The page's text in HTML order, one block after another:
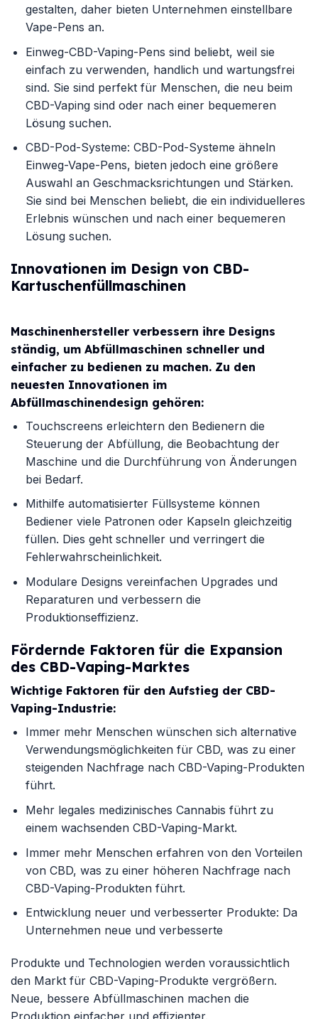
gestalten, daher bieten Unternehmen einstellbare
Vape-Pens an.
Einweg-CBD-Vaping-Pens sind beliebt, weil sie
einfach zu verwenden, handlich und wartungsfrei
sind. Sie sind perfekt für Menschen, die neu beim
CBD-Vaping sind oder nach einer bequemeren
Lösung suchen.
CBD-Pod-Systeme: CBD-Pod-Systeme ähneln
Einweg-Vape-Pens, bieten jedoch eine größere
Auswahl an Geschmacksrichtungen und Stärken.
Sie sind bei Menschen beliebt, die ein individuelleres
Erlebnis wünschen und nach einer bequemeren
Lösung suchen.
Innovationen im Design von CBD-
Kartuschenfüllmaschinen
Maschinenhersteller verbessern ihre Designs
ständig, um Abfüllmaschinen schneller und
einfacher zu bedienen zu machen. Zu den
neuesten Innovationen im
Abfüllmaschinendesign gehören:
Touchscreens erleichtern den Bedienern die
Steuerung der Abfüllung, die Beobachtung der
Maschine und die Durchführung von Änderungen
bei Bedarf.
Mithilfe automatisierter Füllsysteme können
Bediener viele Patronen oder Kapseln gleichzeitig
füllen. Dies geht schneller und verringert die
Fehlerwahrscheinlichkeit.
Modulare Designs vereinfachen Upgrades und
Reparaturen und verbessern die
Produktionseffizienz.
Fördernde Faktoren für die Expansion
des CBD-Vaping-Marktes
Wichtige Faktoren für den Aufstieg der CBD-
Vaping-Industrie:
Immer mehr Menschen wünschen sich alternative
Verwendungsmöglichkeiten für CBD, was zu einer
steigenden Nachfrage nach CBD-Vaping-Produkten
führt.
Mehr legales medizinisches Cannabis führt zu
einem wachsenden CBD-Vaping-Markt.
Immer mehr Menschen erfahren von den Vorteilen
von CBD, was zu einer höheren Nachfrage nach
CBD-Vaping-Produkten führt.
Entwicklung neuer und verbesserter Produkte: Da
Unternehmen neue und verbesserte
Produkte und Technologien werden voraussichtlich
den Markt für CBD-Vaping-Produkte vergrößern.
Neue, bessere Abfüllmaschinen machen die
Produktion einfacher und effizienter.